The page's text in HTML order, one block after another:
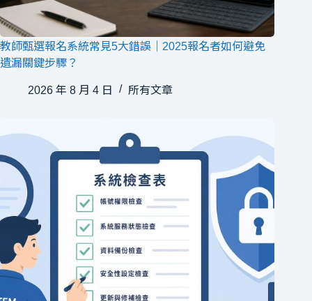
教師甄選報名系統常見5大錯誤｜2025報名者如何避免
遺漏關鍵步驟？
2026 年 8 月 4 日 所有文章